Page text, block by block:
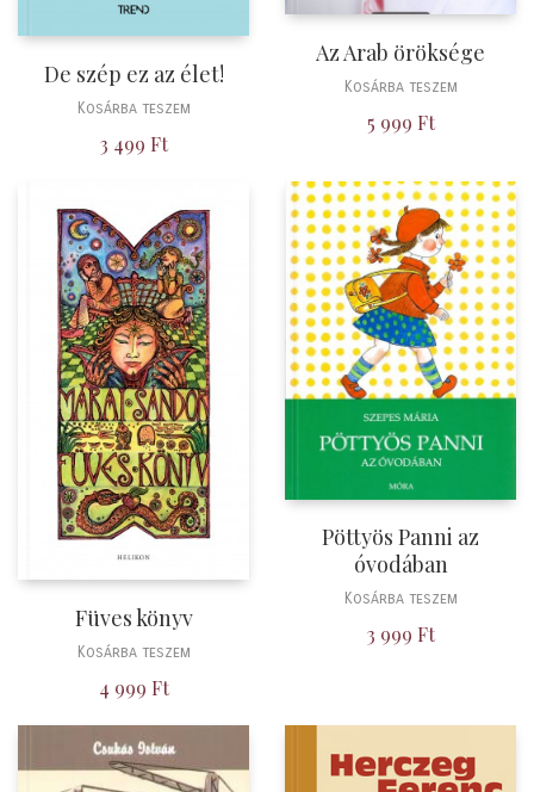
De szép ez az élet!
Kosárba teszem
3 499 Ft
Az Arab öröksége
Kosárba teszem
5 999 Ft
Füves könyv
Kosárba teszem
4 999 Ft
Pöttyös Panni az
óvodában
Kosárba teszem
3 999 Ft